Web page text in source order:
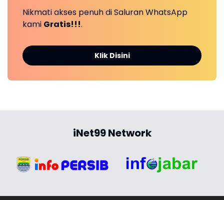
Nikmati akses penuh di Saluran WhatsApp
kami Gratis!!!.
Klik Disini
iNet99 Network